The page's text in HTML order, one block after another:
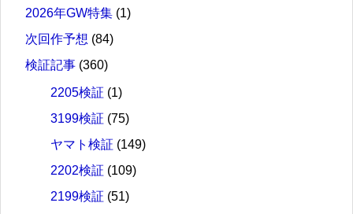
2026年GW特集 (1)
次回作予想 (84)
検証記事 (360)
2205検証 (1)
3199検証 (75)
ヤマト検証 (149)
2202検証 (109)
2199検証 (51)